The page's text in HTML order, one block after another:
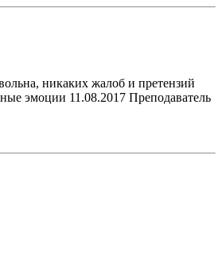
никаких жалоб и претензий
эмоции 11.08.2017 Преподаватель